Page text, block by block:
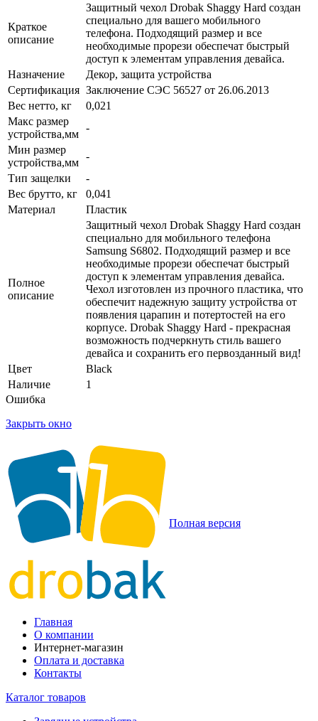
Краткое
описание
Защитный чехол Drobak Shaggy Hard создан
специально для вашего мобильного
телефона. Подходящий размер и все
необходимые прорези обеспечат быстрый
доступ к элементам управления девайса.
Назначение
Декор, защита устройства
Сертификация Заключение СЭС 56527 от 26.06.2013
Вес нетто, кг
0,021
Макс размер
устройства,мм
-
Мин размер
устройства,мм
-
Тип защелки
-
Вес брутто, кг
0,041
Материал
Пластик
Полное
описание
Защитный чехол Drobak Shaggy Hard создан
специально для мобильного телефона
Samsung S6802. Подходящий размер и все
необходимые прорези обеспечат быстрый
доступ к элементам управления девайса.
Чехол изготовлен из прочного пластика, что
обеспечит надежную защиту устройства от
появления царапин и потертостей на его
корпусе. Drobak Shaggy Hard - прекрасная
возможность подчеркнуть стиль вашего
девайса и сохранить его первозданный вид!
Цвет
Black
Наличие
1
Ошибка
Закрыть окно
Полная версия
Главная
О компании
Интернет-магазин
Оплата и доставка
Контакты
Каталог товаров